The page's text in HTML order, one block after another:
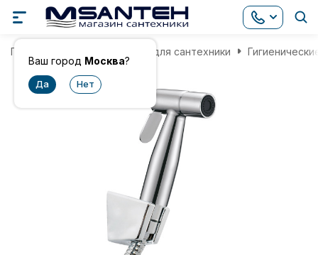
Ваш город Москва?
Главная Комплектующие для сантехники